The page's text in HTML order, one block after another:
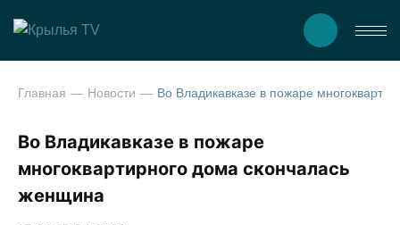
Главная Новости
Во Владикавказе в пожаре
многоквартирного дома скончалась
женщина